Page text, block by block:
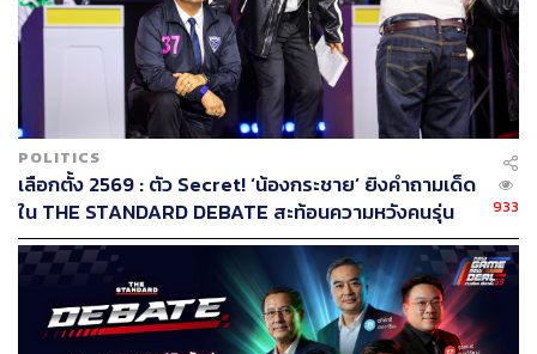
POLITICS
เลือกตั้ง 2569 : ตัว Secret! ‘น้องกระชาย’ ยิงคำถามเด็ด
ใน THE STANDARD DEBATE สะท้อนความหวังคนรุ่น
ใหม่ถึง 5 พรรคใหญ่
933